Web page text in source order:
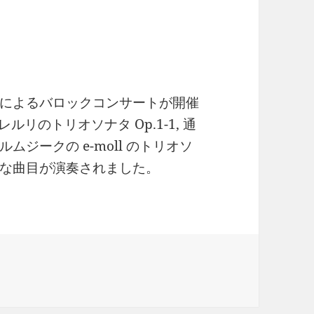
よるバロックコンサートが開催
ルリのトリオソナタ Op.1-1, 通
ムジークの e-moll のトリオソ
曲目が演奏されました。